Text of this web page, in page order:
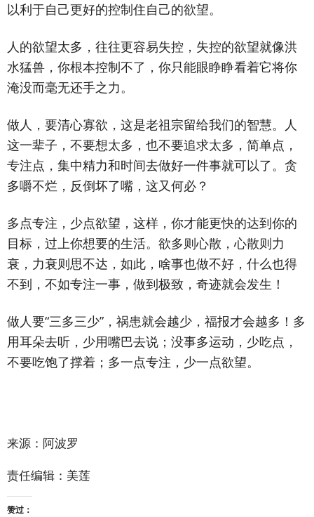
以利于自己更好的控制住自己的欲望。
人的欲望太多，往往更容易失控，失控的欲望就像洪
水猛兽，你根本控制不了，你只能眼睁睁看着它将你
淹没而毫无还手之力。
做人，要清心寡欲，这是老祖宗留给我们的智慧。人
这一辈子，不要想太多，也不要追求太多，简单点，
专注点，集中精力和时间去做好一件事就可以了。贪
多嚼不烂，反倒坏了嘴，这又何必？
多点专注，少点欲望，这样，你才能更快的达到你的
目标，过上你想要的生活。欲多则心散，心散则力
衰，力衰则思不达，如此，啥事也做不好，什么也得
不到，不如专注一事，做到极致，奇迹就会发生！
做人要“三多三少”，祸患就会越少，福报才会越多！多
用耳朵去听，少用嘴巴去说；没事多运动，少吃点，
不要吃饱了撑着；多一点专注，少一点欲望。
来源：阿波罗
责任编辑：美莲
赞过：